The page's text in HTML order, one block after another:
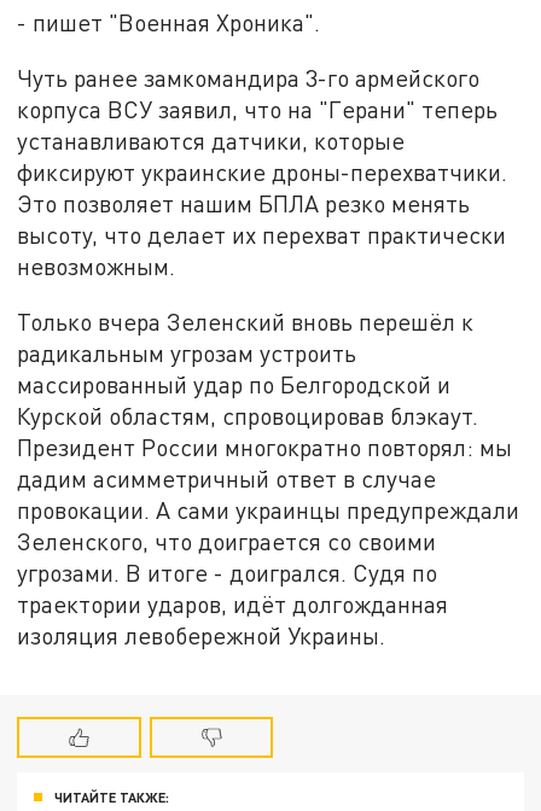
- пишет "Военная Хроника".
Чуть ранее замкомандира 3-го армейского
корпуса ВСУ заявил, что на "Герани" теперь
устанавливаются датчики, которые
фиксируют украинские дроны-перехватчики.
Это позволяет нашим БПЛА резко менять
высоту, что делает их перехват практически
невозможным.
Только вчера Зеленский вновь перешёл к
радикальным угрозам устроить
массированный удар по Белгородской и
Курской областям, спровоцировав блэкаут.
Президент России многократно повторял: мы
дадим асимметричный ответ в случае
провокации. А сами украинцы предупреждали
Зеленского, что доиграется со своими
угрозами. В итоге - доигрался. Судя по
траектории ударов, идёт долгожданная
изоляция левобережной Украины.
ЧИТАЙТЕ ТАКЖЕ: